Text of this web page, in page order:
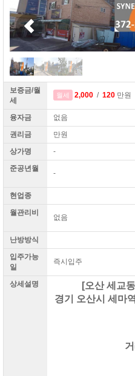
보증금/월
세
월세 2,000 / 120 만원
융자금
없음
권리금
만원
상가명
-
준공년월
-
현업종
월관리비
없음
난방방식
입주가능
일
즉시입주
상세설명
[오산 세교
경기 오산시 세마